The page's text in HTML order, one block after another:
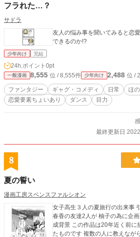
フラれた…？
サドラ
友人の悩み事を聞いてみると恋
できるのか!?
少年向け 完結
24h.ポイント 0pt
一般漫画 8,555 位 / 8,555件 少年向け 2,488 位 /
ファンタジー ギャグ・コメディ 日常
ほ
恋愛要素ちょいあり
ダンス 目力
最終更新日
8
夏の誓い
漫画工房スペンスファルシオン
女子高生３人の夏旅行の出来事
春香の友達2人が 柚子の為に企画
成背景 この作品は20年近く前に描いたものを少し手直しをし
たものです 複数の人に教えなが